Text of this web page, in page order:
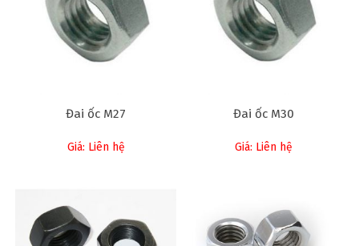
Đai ốc M27
Giá: Liên hệ
Đai ốc M30
Giá: Liên hệ